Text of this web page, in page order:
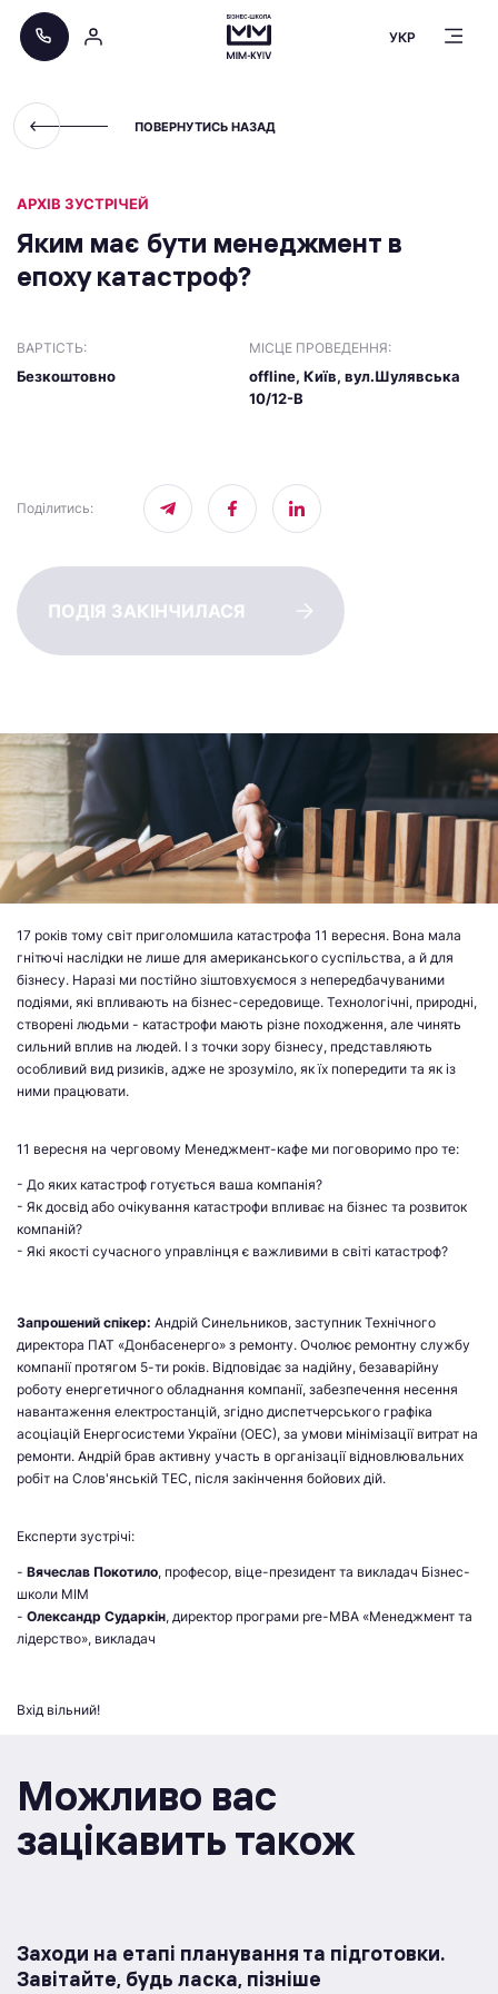
УКР
ПОВЕРНУТИСЬ НАЗАД
АРХІВ ЗУСТРІЧЕЙ
Яким має бути менеджмент в
епоху катастроф?
ВАРТІСТЬ:
Безкоштовно
МІСЦЕ ПРОВЕДЕННЯ:
offline, Київ, вул.Шулявська
10/12-В
Поділитись:
ПОДІЯ ЗАКІНЧИЛАСЯ
17 років тому світ приголомшила катастрофа 11 вересня. Вона мала
гнітючі наслідки не лише для американського суспільства, а й для
бізнесу. Наразі ми постійно зіштовхуємося з непередбачуваними
подіями, які впливають на бізнес-середовище. Технологічні, природні,
створені людьми - катастрофи мають різне походження, але чинять
сильний вплив на людей. І з точки зору бізнесу, представляють
особливий вид ризиків, адже не зрозуміло, як їх попередити та як із
ними працювати.
11 вересня на черговому Менеджмент-кафе ми поговоримо про те:
- До яких катастроф готується ваша компанія?
- Як досвід або очікування катастрофи впливає на бізнес та розвиток
компаній?
- Які якості сучасного управлінця є важливими в світі катастроф?
Запрошений спікер: Андрій Синельников, заступник Технічного
директора ПАТ «Донбасенерго» з ремонту. Очолює ремонтну службу
компанії протягом 5-ти років. Відповідає за надійну, безаварійну
роботу енергетичного обладнання компанії, забезпечення несення
навантаження електростанцій, згідно диспетчерського графіка
асоціацій Енергосистеми України (ОЕС), за умови мінімізації витрат на
ремонти. Андрій брав активну участь в організації відновлювальних
робіт на Слов'янській ТЕС, після закінчення бойових дій.
Експерти зустрічі:
- Вячеслав Покотило, професор, віце-президент та викладач Бізнес-
школи МІМ
- Олександр Сударкін, директор програми pre-MBA «Менеджмент та
лідерство», викладач
Вхід вільний!
Можливо вас
зацікавить також
Заходи на етапі планування та підготовки.
Завітайте, будь ласка, пізніше